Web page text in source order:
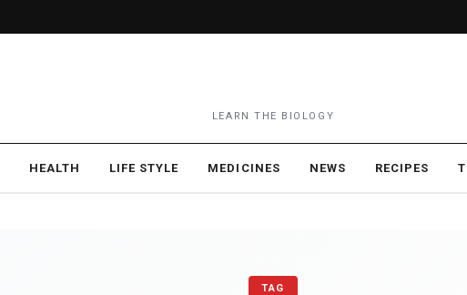
LEARN THE BIOLOGY
HEALTH LIFE STYLE MEDICINES NEWS RECIPES
TAG